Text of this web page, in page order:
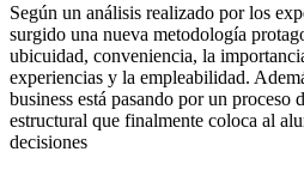
Según un análisis realizado por los
surgido una nueva metodología
ubicuidad, conveniencia, la
experiencias y la empleabilidad.
business está pasando por un
estructural que finalmente coloca al
decisiones